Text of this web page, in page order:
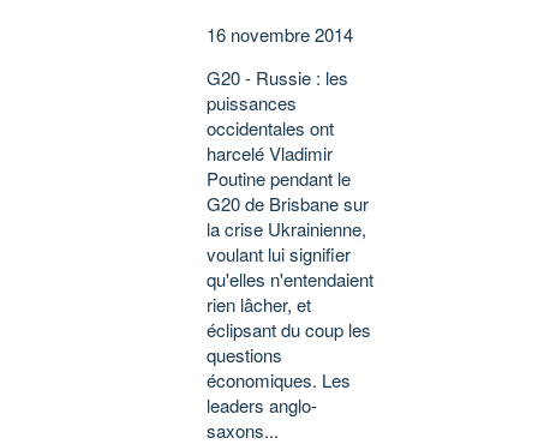
16 novembre 2014
G20 - Russie : les
puissances
occidentales ont
harcelé Vladimir
Poutine pendant le
G20 de Brisbane sur
la crise Ukrainienne,
voulant lui signifier
qu'elles n'entendaient
rien lâcher, et
éclipsant du coup les
questions
économiques. Les
leaders anglo-
saxons...